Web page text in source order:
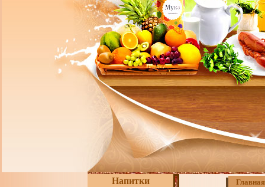
Напитки Главная